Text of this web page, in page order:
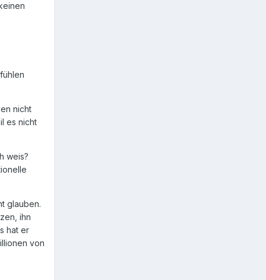
nicht
es nicht
weis?
glauben.
ihn
hat er
von